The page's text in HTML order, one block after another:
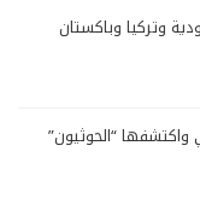
وتركيا وباكستان
واكتشفها “الحوثيون”